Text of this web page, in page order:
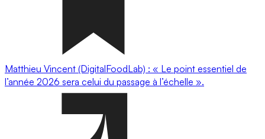
Matthieu Vincent (DigitalFoodLab) : « Le point essentiel de
l’année 2026 sera celui du passage à l’échelle ».